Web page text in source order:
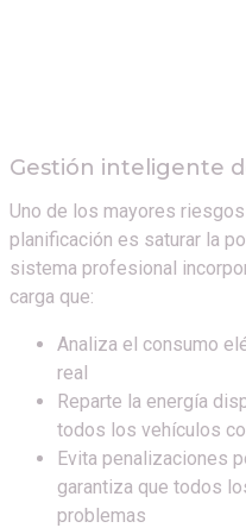
Gestión inteligente
Uno de los mayores
planificación es saturar la
sistema profesional
carga que:
Analiza el consumo
real
Reparte la energía
todos los vehículos
Evita penalizaciones
garantiza que todos
problemas